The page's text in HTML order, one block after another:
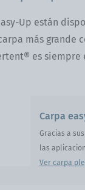
Up están
más grande
es
Carpa
Gracias a
las
Ver carpa